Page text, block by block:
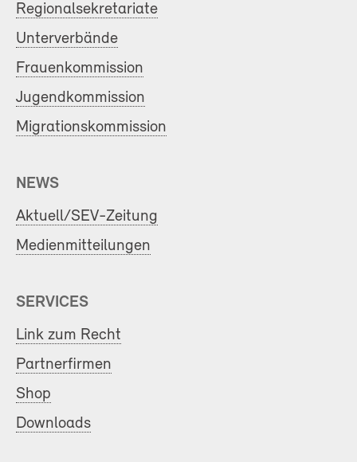
Regionalsekretariate
Unterverbände
Frauenkommission
Jugendkommission
Migrationskommission
NEWS
Aktuell/SEV-Zeitung
Medienmitteilungen
SERVICES
Link zum Recht
Partnerfirmen
Shop
Downloads